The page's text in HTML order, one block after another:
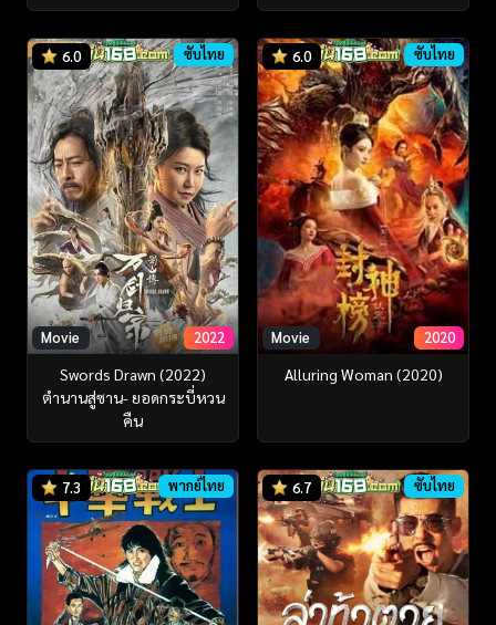
6.0 ซับไทย
Movie 2022
Swords Drawn (2022)
ตำนานสู่ซาน- ยอดกระบี่หวน
คืน
6.0 ซับไทย
Movie 2020
Alluring Woman (2020)
7.3 พากย์ไทย 6.7 ซับไทย